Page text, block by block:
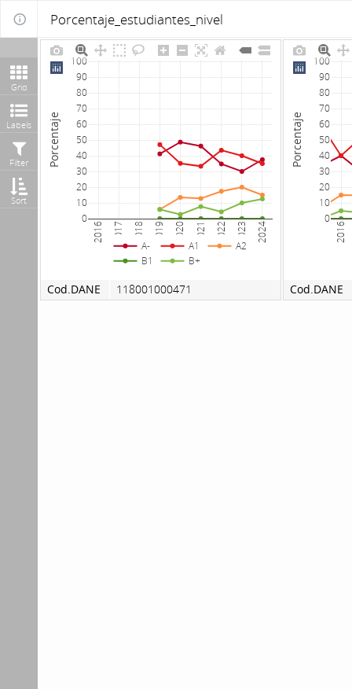
Porcentaje_estudiantes_nivel
Grid
Labels
Filter
Sort
2016 2017 2018 2019 2020 2021 2022 2023 2024
0
10
20
30
40
50
60
70
80
90
100
A- A1
A2
B1
B+
Porcentaje
Cod.DANE 118001000471
2016
0
10
20
30
40
50
60
70
80
90
100
Porcentaje
Cod.DANE